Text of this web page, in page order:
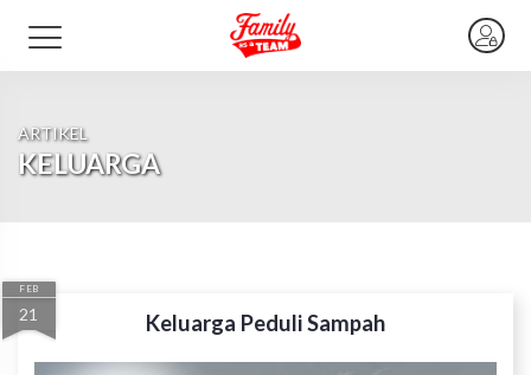
ARTIKEL
KELUARGA
FEB
21 Keluarga Peduli Sampah